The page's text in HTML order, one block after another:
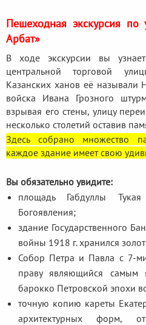
Пешеходная экскурсия по
Арбат»
В ходе экскурсии вы
центральной торговой
Казанских ханов её называли
войска Ивана Грозного
взрывая его стены, улицу
несколько столетий оставив
Здесь собрано множество
каждое здание имеет свою
Вы обязательно увидите:
площадь Габдуллы
Богоявления;
здание Государственного
войны 1918 г. хранился
Собор Петра и Павла с 7-
праву являющийся самым
барокко Петровской эпохи
точную копию кареты
архитектурных форм,